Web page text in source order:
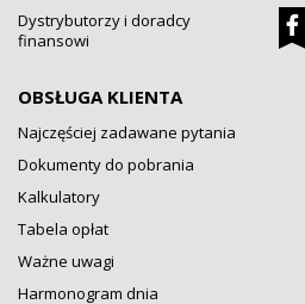
Dystrybutorzy i doradcy
finansowi
OBSŁUGA KLIENTA
Najczęściej zadawane pytania
Dokumenty do pobrania
Kalkulatory
Tabela opłat
Ważne uwagi
Harmonogram dnia